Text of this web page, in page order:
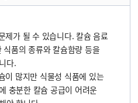
제가 될 수 있습니다. 칼슘 음료
품의 종류와 칼슘함량 등을
다.
이 많지만 식물성 식품에 있는
충분한 칼슘 공급이 어려운